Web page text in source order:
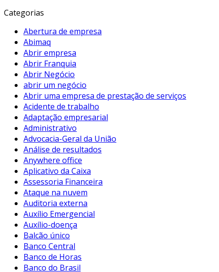
Categorias
Abertura de empresa
Abimaq
Abrir empresa
Abrir Franquia
Abrir Negócio
abrir um negócio
Abrir uma empresa de prestação de serviços
Acidente de trabalho
Adaptação empresarial
Administrativo
Advocacia-Geral da União
Análise de resultados
Anywhere office
Aplicativo da Caixa
Assessoria Financeira
Ataque na nuvem
Auditoria externa
Auxílio Emergencial
Auxílio-doença
Balcão único
Banco Central
Banco de Horas
Banco do Brasil